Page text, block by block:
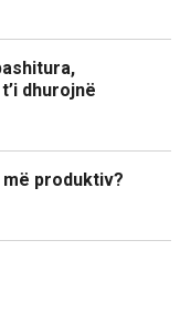
dhurojnë
produktiv?